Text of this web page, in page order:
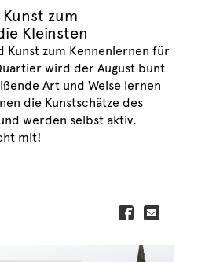
zum
Kleinsten
Kunst zum Kennenlernen für
wird der August bunt
Art und Weise lernen
die Kunstschätze des
werden selbst aktiv.
mit!